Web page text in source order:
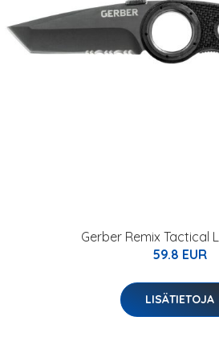
Gerber Remix Tactical
59.8 EUR
LISÄTIETOJA